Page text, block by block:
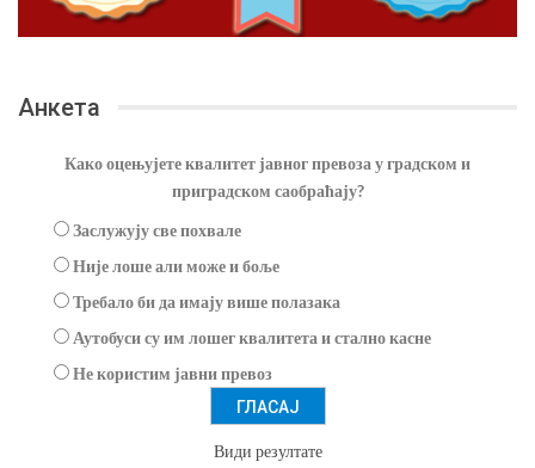
Анкета
Како оцењујете квалитет јавног превоза у градском и
приградском саобраћају?
Заслужују све похвале
Није лоше али може и боље
Требало би да имају више полазака
Аутобуси су им лошег квалитета и стално касне
Не користим јавни превоз
Види резултате